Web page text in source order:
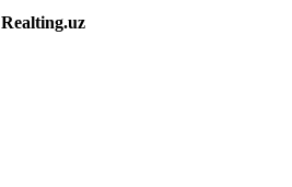
Realting.uz